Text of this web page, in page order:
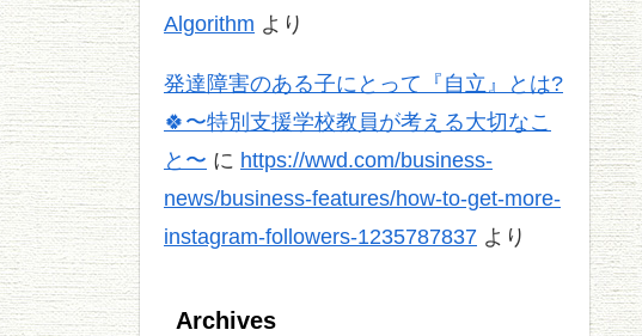
Algorithm より
発達障害のある子にとって『自立』とは?
🍀〜特別支援学校教員が考える大切なこ
と〜 に https://wwd.com/business-
news/business-features/how-to-get-more-
instagram-followers-1235787837 より
Archives